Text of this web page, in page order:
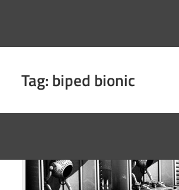
Tag:biped bionic